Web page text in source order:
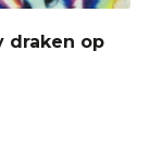
draken op